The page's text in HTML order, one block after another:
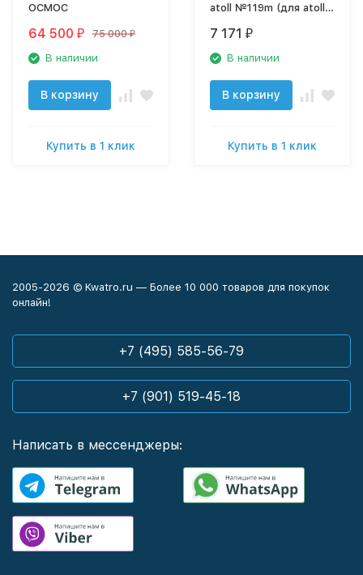
ОСМОС
64 500 ₽ 75 000 ₽
В наличии
В корзину
Купить в 1 клик
atoll №119m (для atoll
7 171 ₽
В наличии
В корзину
Купить в 1 клик
2005-2026 © Kwatro.ru — Более 10 000 товаров для покупок
онлайн!
+7 (495) 585-56-79
+7 (901) 519-45-18
Написать в мессенджеры: